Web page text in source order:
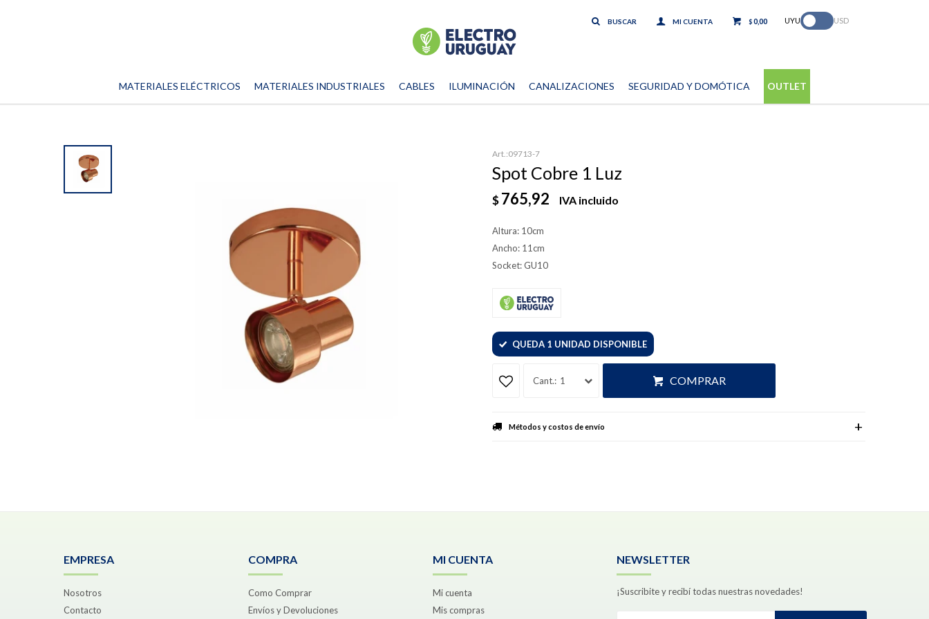
MATERIALES ELÉCTRICOS MATERIALES INDUSTRIALES CABLES ILUMINACIÓN CANALIZACIONES SEGURIDAD Y DOMÓTICA OUTLET
$0,00 UYU USD
09713-7
Spot Cobre 1 Luz
$765,92 IVA incluido
Altura: 10cm
Ancho: 11cm
Socket: GU10
QUEDA 1 UNIDAD DISPONIBLE
1 COMPRAR
Métodos y costos de envío
EMPRESA
Nosotros
Contacto
COMPRA
Como Comprar
Envíos y Devoluciones
MI CUENTA
Mi cuenta
Mis compras
NEWSLETTER
¡Suscribite y recibí todas nuestras novedades!